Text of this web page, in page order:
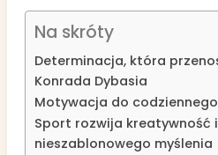
Na skróty
Determinacja, która
Konrada Dybasia
Motywacja do
Sport rozwija kreatywność
nieszablonowego myślenia